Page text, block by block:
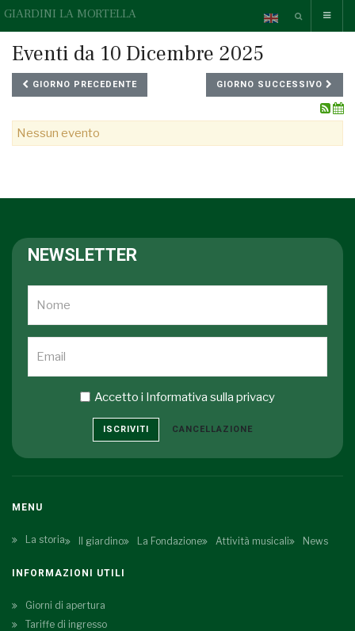
GIARDINI LA MORTELLA
Eventi da 10 Dicembre 2025
GIORNO PRECEDENTE GIORNO SUCCESSIVO
Nessun evento
NEWSLETTER
Accetto i Informativa sulla privacy
ISCRIVITI CANCELLAZIONE
MENU
La storia Il giardino La Fondazione Attività musicali News
INFORMAZIONI UTILI
Giorni di apertura
Tariffe di ingresso